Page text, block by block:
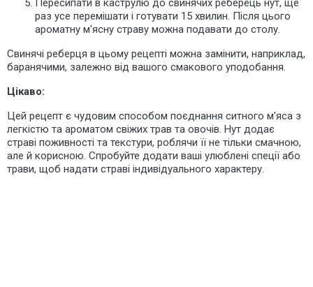
раз усе перемішати і готувати 15 хвилин. Після цього
ароматну м'ясну страву можна подавати до столу.
Свинячі реберця в цьому рецепті можна замінити, наприклад,
баранячими, залежно від вашого смакового уподобання.
Цікаво:
Цей рецепт є чудовим способом поєднання ситного м'яса з
легкістю та ароматом свіжих трав та овочів. Нут додає
страві поживності та текстури, роблячи її не тільки смачною,
але й корисною. Спробуйте додати ваші улюблені спеції або
трави, щоб надати страві індивідуального характеру.